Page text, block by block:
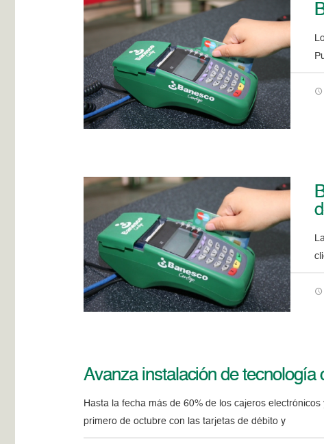
Avanza instalación de tecnología
Hasta la fecha más de 60% de los cajeros
primero de octubre con las tarjetas de débito y